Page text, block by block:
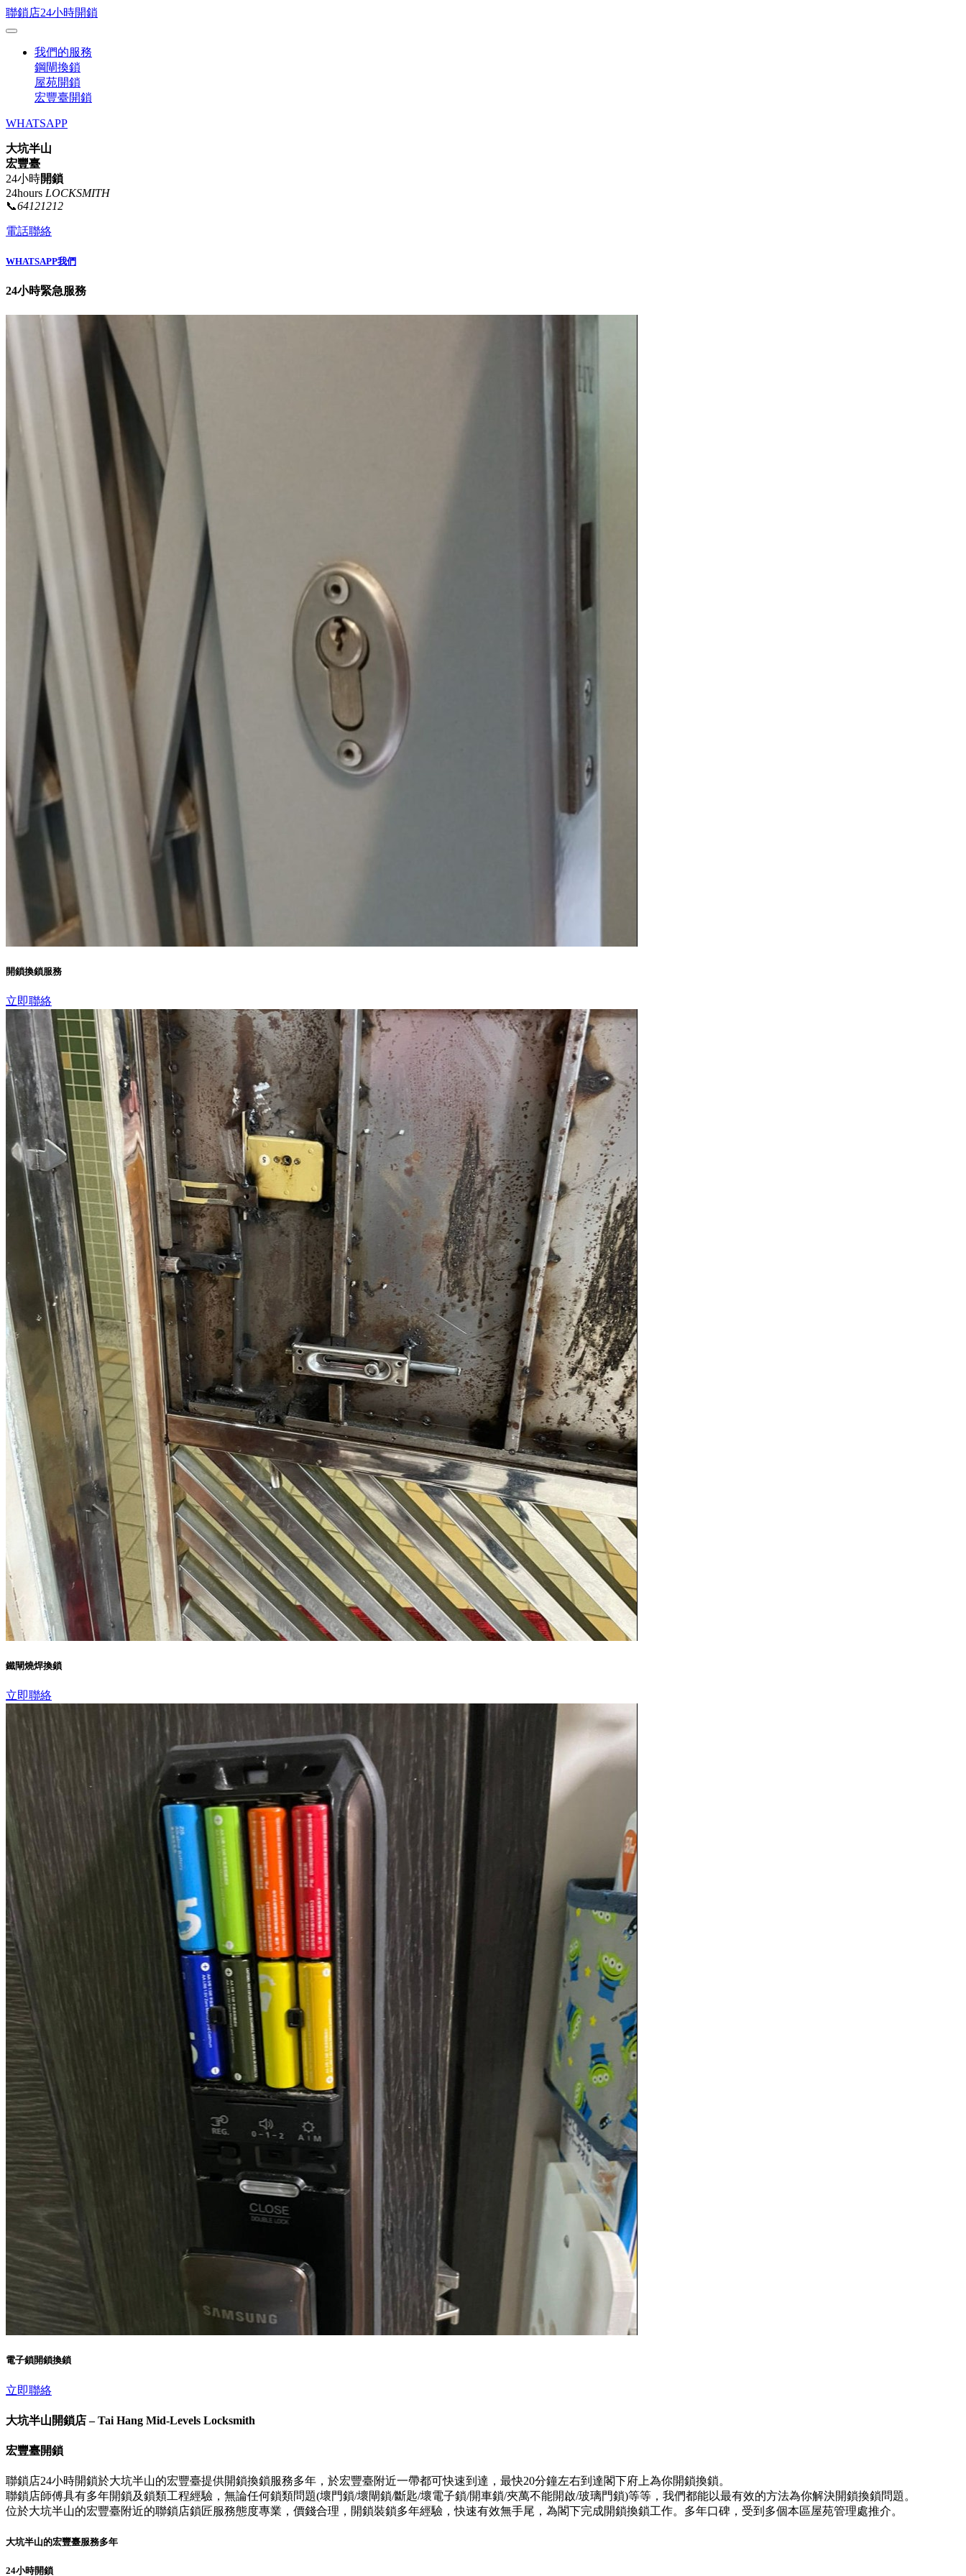
聯鎖店24小時開鎖
我們的服務
鋼閘換鎖
屋苑開鎖
宏豐臺開鎖
WHATSAPP
大坑半山
宏豐臺
24小時開鎖
24hours LOCKSMITH
📞64121212
電話聯絡
WHATSAPP我們
24小時緊急服務
開鎖換鎖服務
立即聯絡
鐵閘燒焊換鎖
立即聯絡
電子鎖開鎖換鎖
立即聯絡
大坑半山開鎖店 – Tai Hang Mid-Levels Locksmith
宏豐臺開鎖
聯鎖店24小時開鎖於大坑半山的宏豐臺提供開鎖換鎖服務多年，於宏豐臺附近一帶都可快速到達，最快20分鐘左右到達閣下府上為你開鎖換鎖。
聯鎖店師傅具有多年開鎖及鎖類工程經驗，無論任何鎖類問題(壞門鎖/壞閘鎖/斷匙/壞電子鎖/開車鎖/夾萬不能開啟/玻璃門鎖)等等，我們都能以最有效的方法為你解決開鎖換鎖問題。
位於大坑半山的宏豐臺附近的聯鎖店鎖匠服務態度專業，價錢合理，開鎖裝鎖多年經驗，快速有效無手尾，為閣下完成開鎖換鎖工作。多年口碑，受到多個本區屋苑管理處推介。
大坑半山的宏豐臺服務多年
24小時開鎖